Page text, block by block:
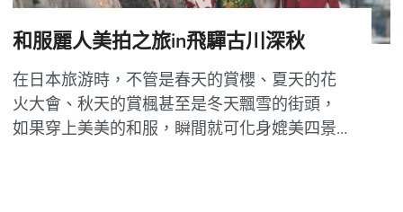
和服麗人美拍之旅in飛驒古川深秋
在日本旅游時，不管是春天的賞櫻、夏天的花
火大會、秋天的賞楓甚至是冬天飄雪的街頭，
如果穿上美美的和服，瞬間就可化身媲美四景